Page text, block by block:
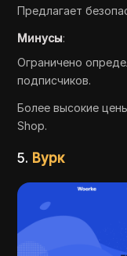
Предлагает
Минусы:
Ограничено
подписчиков.
Более высокие
Shop.
5. Вурк